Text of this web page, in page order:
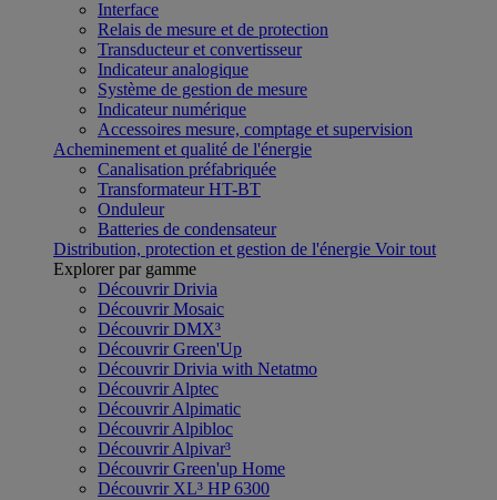
Interface
Relais de mesure et de protection
Transducteur et convertisseur
Indicateur analogique
Système de gestion de mesure
Indicateur numérique
Accessoires mesure, comptage et supervision
Acheminement et qualité de l'énergie
Canalisation préfabriquée
Transformateur HT-BT
Onduleur
Batteries de condensateur
Distribution, protection et gestion de l'énergie Voir tout
Explorer par gamme
Découvrir Drivia
Découvrir Mosaic
Découvrir DMX³
Découvrir Green'Up
Découvrir Drivia with Netatmo
Découvrir Alptec
Découvrir Alpimatic
Découvrir Alpibloc
Découvrir Alpivar³
Découvrir Green'up Home
Découvrir XL³ HP 6300